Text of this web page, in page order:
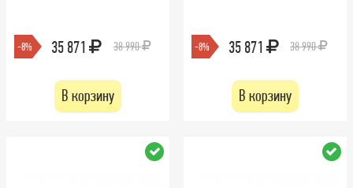
-8% 35 871 38 990
В корзину
-8% 35 871 38 990
В корзину